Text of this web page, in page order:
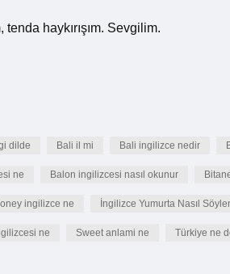
haykırışım. Sevgilim.
dilde Bali il mi Bali ingilizce nedir
ne Balon ingilizcesi nasıl okunur
ingilizce ne İngilizce Yumurta Nasıl
ne Sweet anlami ne Türkiye ne